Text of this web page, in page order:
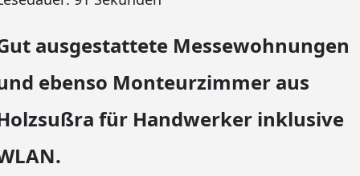
ausgestattete Messewohnungen
ebenso Monteurzimmer aus
für Handwerker inklusive